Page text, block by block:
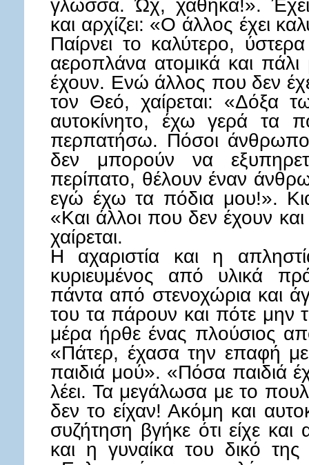
γλώσσα. Ώχ, χάθηκα!». Έχει
και αρχίζει: «Ο άλλος έχει
Παίρνει το καλύτερο,
αεροπλάνα ατομικά και πάλι
έχουν. Ενώ άλλος που δεν
τον Θεό, χαίρεται: «Δόξα
αυτοκίνητο, έχω γερά τα
περπατήσω. Πόσοι
δεν μπορούν να
περίπατο, θέλουν έναν
εγώ έχω τα πόδια μου!».
«Και άλλοι που δεν έχουν
χαίρεται.
Η αχαριστία και η
κυριευμένος από υλικά
πάντα από στενοχώρια και
του τα πάρουν και πότε
μέρα ήρθε ένας πλούσιος
«Πάτερ, έχασα την επαφή
παιδιά μού». «Πόσα παιδιά
λέει. Τα μεγάλωσα με το
δεν το είχαν! Ακόμη και
συζήτηση βγήκε ότι είχε και
και η γυναίκα του δικό